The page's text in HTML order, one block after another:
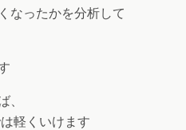
なったかを分析して
、
軽くいけます